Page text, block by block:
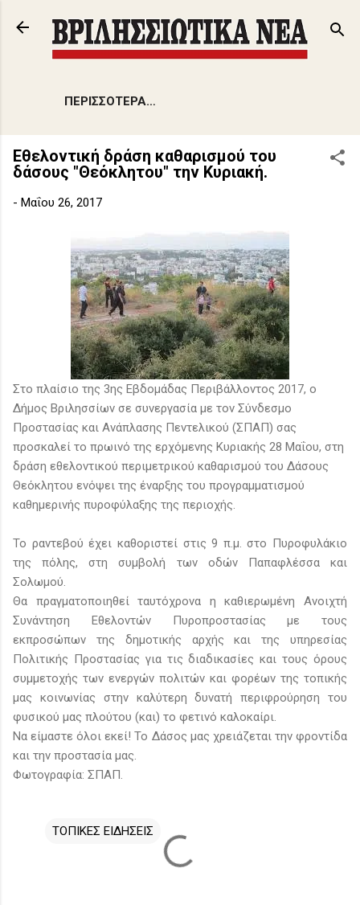
Μετάβαση στο κύριο περιεχόμενο
ΠΕΡΙΣΣΌΤΕΡΑ…
Εθελοντική δράση καθαρισμού του
δάσους "Θεόκλητου" την Κυριακή.
- Μαΐου 26, 2017
Στο πλαίσιο της 3ης Εβδομάδας Περιβάλλοντος 2017, o
Δήμος Βριλησσίων σε συνεργασία με τον Σύνδεσμο
Προστασίας και Ανάπλασης Πεντελικού (ΣΠΑΠ) σας
προσκαλεί το πρωινό της ερχόμενης Κυριακής 28 Μαΐου, στη
δράση εθελοντικού περιμετρικού καθαρισμού του Δάσους
Θεόκλητου ενόψει της έναρξης του προγραμματισμού
καθημερινής πυροφύλαξης της περιοχής.
Το ραντεβού έχει καθοριστεί στις 9 π.μ. στο Πυροφυλάκιο
της πόλης, στη συμβολή των οδών Παπαφλέσσα και
Σολωμού.
Θα πραγματοποιηθεί ταυτόχρονα η καθιερωμένη Ανοιχτή
Συνάντηση Εθελοντών Πυροπροστασίας με τους
εκπροσώπων της δημοτικής αρχής και της υπηρεσίας
Πολιτικής Προστασίας για τις διαδικασίες και τους όρους
συμμετοχής των ενεργών πολιτών και φορέων της τοπικής
μας κοινωνίας στην καλύτερη δυνατή περιφρούρηση του
φυσικού μας πλούτου (και) το φετινό καλοκαίρι.
Να είμαστε όλοι εκεί! Το Δάσος μας χρειάζεται την φροντίδα
και την προστασία μας.
Φωτογραφία: ΣΠΑΠ.
ΤΟΠΙΚΕΣ ΕΙΔΗΣΕΙΣ